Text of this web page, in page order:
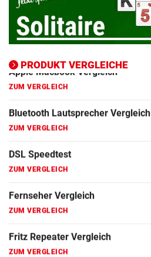
PRODUKT VERGLEICHE
Apple Macbook Vergleich
ZUM VERGLEICH
Bluetooth Lautsprecher Vergleich
ZUM VERGLEICH
DSL Speedtest
Fernseher Vergleich
Fritz Repeater Vergleich
Gaming Laptop Vergleich
Grafikkarten Vergleich